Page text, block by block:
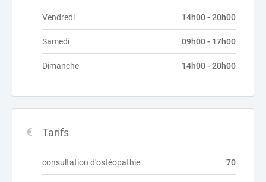
Vendredi 14h00 - 20h00
Samedi 09h00 - 17h00
Dimanche 14h00 - 20h00
Tarifs
consultation d'ostéopathie 70